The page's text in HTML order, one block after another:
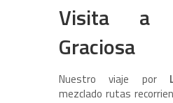
Visita a
Graciosa
Nuestro viaje por
mezclado rutas